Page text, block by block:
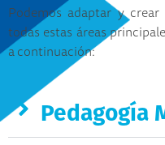
Podemos adaptar y
todas estas áreas
a continuación:
Pedagogía